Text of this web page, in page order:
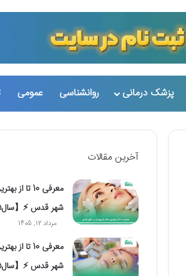
پزشک درمانی روانشناسی عمومی
آخرین مقالات
معرفی 10 تا
شهر قدس ⚡️【سال1405】✅
مرداد 12, 1405
معرفی 10 تا
شهر قدس ⚡️【سال1405】✅